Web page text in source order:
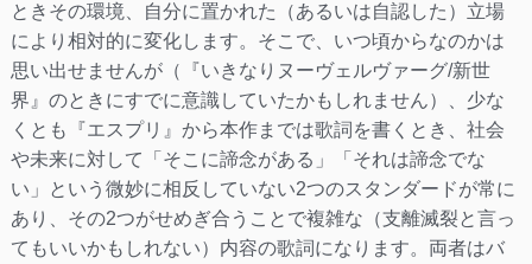
ときその環境、自分に置かれた（あるいは自認した）立場
により相対的に変化します。そこで、いつ頃からなのかは
思い出せませんが（『いきなりヌーヴェルヴァーグ/新世
界』のときにすでに意識していたかもしれません）、少な
くとも『エスプリ』から本作までは歌詞を書くとき、社会
や未来に対して「そこに諦念がある」「それは諦念でな
い」という微妙に相反していない2つのスタンダードが常に
あり、その2つがせめぎ合うことで複雑な（支離滅裂と言っ
てもいいかもしれない）内容の歌詞になります。両者はバ